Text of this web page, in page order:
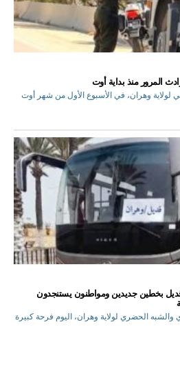
لولاية وهران، في الأسبوع الأول من شهر أوت
بخطين جديدين ومواطنون يستنجدون
والشبه الحضري لولاية وهران، اليوم فرحة كبيرة